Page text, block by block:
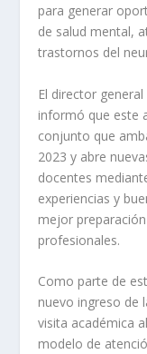
para generar
de salud mental,
trastornos del
El director
informó que este
conjunto que
2023 y abre
docentes
experiencias y
mejor
profesionales.
Como parte de
nuevo ingreso de
visita académica
modelo de